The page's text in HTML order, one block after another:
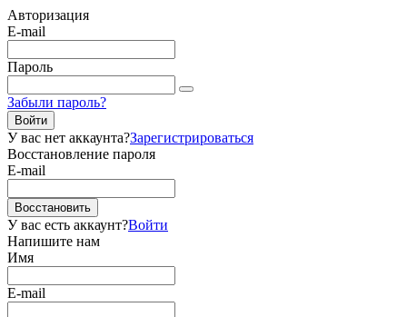
Авторизация
E-mail
Пароль
Забыли пароль?
Войти
У вас нет аккаунта?Зарегистрироваться
Восстановление пароля
E-mail
Восстановить
У вас есть аккаунт?Войти
Напишите нам
Имя
E-mail